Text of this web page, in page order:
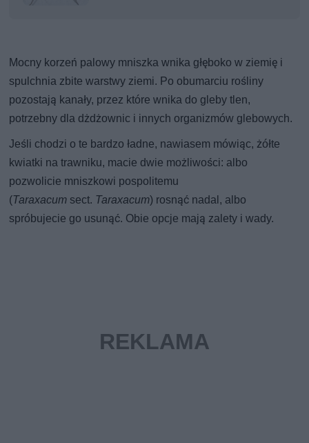
Mocny korzeń palowy mniszka wnika głęboko w ziemię i
spulchnia zbite warstwy ziemi. Po obumarciu rośliny
pozostają kanały, przez które wnika do gleby tlen,
potrzebny dla dżdżownic i innych organizmów glebowych.
Jeśli chodzi o te bardzo ładne, nawiasem mówiąc, żółte
kwiatki na trawniku, macie dwie możliwości: albo
pozwolicie mniszkowi pospolitemu
(Taraxacum sect. Taraxacum) rosnąć nadal, albo
spróbujecie go usunąć. Obie opcje mają zalety i wady.